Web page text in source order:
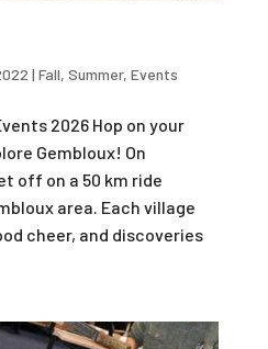
| Fall, Summer, Events
2026 Hop on your
Gembloux! On
off on a 50 km ride
area. Each village
cheer, and discoveries